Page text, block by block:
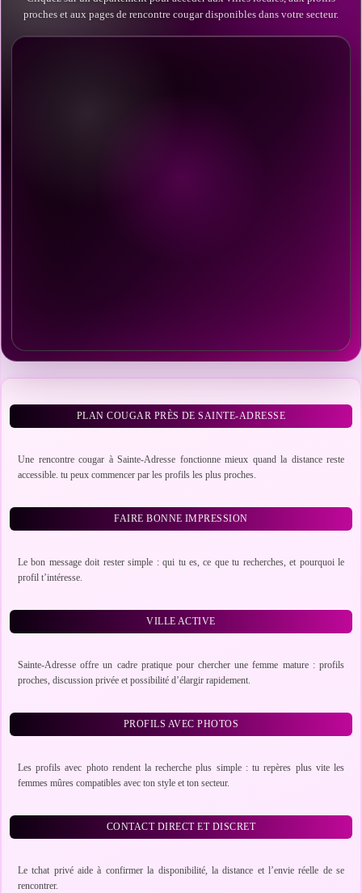
proches et aux pages de rencontre cougar disponibles dans votre secteur.
PLAN COUGAR PRÈS DE SAINTE-ADRESSE
Une rencontre cougar à Sainte-Adresse fonctionne mieux quand la distance reste
accessible. tu peux commencer par les profils les plus proches.
FAIRE BONNE IMPRESSION
Le bon message doit rester simple : qui tu es, ce que tu recherches, et pourquoi le
profil t’intéresse.
VILLE ACTIVE
Sainte-Adresse offre un cadre pratique pour chercher une femme mature : profils
proches, discussion privée et possibilité d’élargir rapidement.
PROFILS AVEC PHOTOS
Les profils avec photo rendent la recherche plus simple : tu repères plus vite les
femmes mûres compatibles avec ton style et ton secteur.
CONTACT DIRECT ET DISCRET
Le tchat privé aide à confirmer la disponibilité, la distance et l’envie réelle de se
rencontrer.